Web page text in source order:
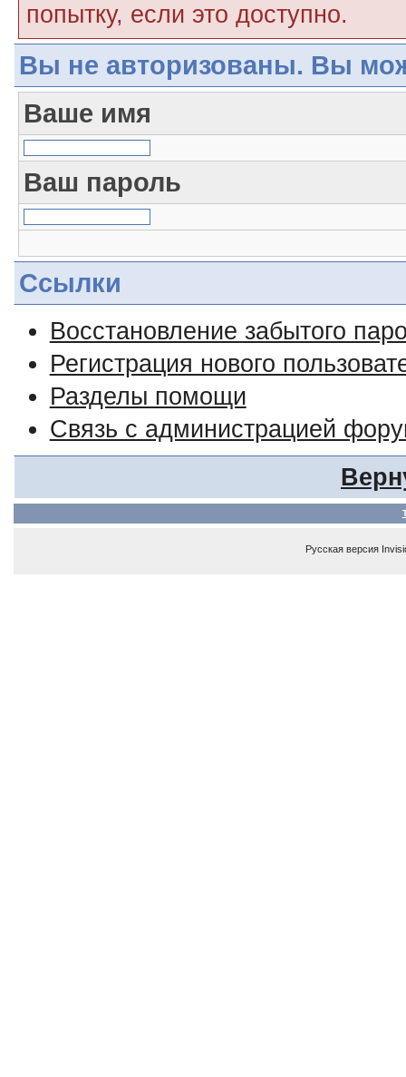
попытку, если это доступно.
Вы не авторизованы. Вы
Ваше имя
Ваш пароль
Ссылки
Восстановление забытого
Регистрация нового
Разделы помощи
Связь с администрацией
Русская версия